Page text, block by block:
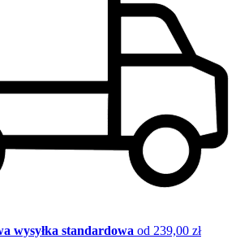
wysyłka standardowa od 239,00 zł